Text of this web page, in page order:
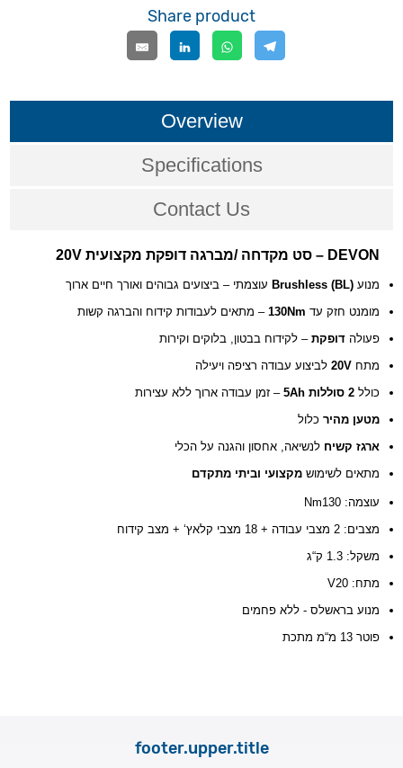
Share product
Overview
Specifications
Contact Us
DEVON – סט מקדחה /מברגה דופקת מקצועית 20V
מנוע(Brushless (BL
עוצמתי – ביצועים גבוהים ואורך חיים ארוך
מומנט חזק עד 130Nm – מתאים לעבודות קידוח והברגה קשות
פעולהדופקת – לקידוח בבטון, בלוקים וקירות
מתח20V לביצוע עבודה רציפה ויעילה
כולל2 סוללות 5Ah
– זמן עבודה ארוך ללא עצירות
מטען מהיר כלול
ארגז קשיח לנשיאה, אחסון והגנה על הכלי
מתאים לשימושמקצועי וביתי מתקדם
עוצמה: Nm130
מצבים: 2 מצבי עבודה + 18 מצבי קלאץ‘ + מצב קידוח
משקל: 1.3 ק“ג
מתח: V20
מנוע בראשלס - ללא פחמים
פוטר 13 מ“מ מתכת
footer.upper.title